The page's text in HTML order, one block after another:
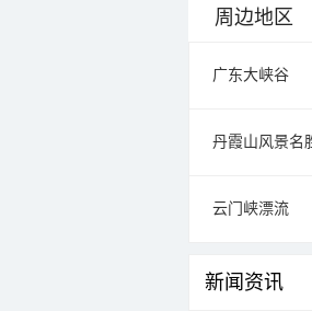
周边地区
广东大峡谷
丹霞山风景名
云门峡漂流
新闻资讯